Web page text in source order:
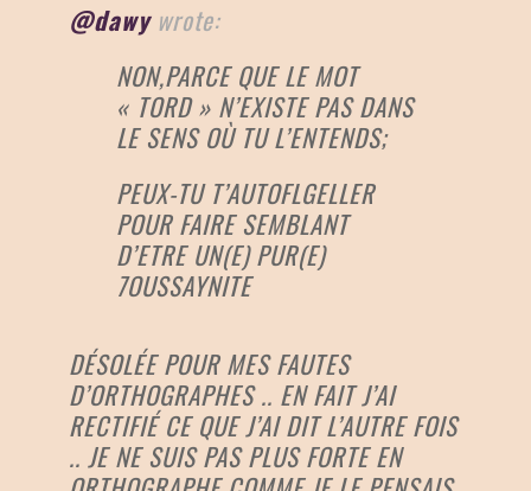
@dawywrote:
NON,PARCE QUE LE MOT
« TORD » N’EXISTE PAS DANS
LE SENS OÙ TU L’ENTENDS;
PEUX-TU T’AUTOFLGELLER
POUR FAIRE SEMBLANT
D’ETRE UN(E) PUR(E)
7OUSSAYNITE
DÉSOLÉE POUR MES FAUTES
D’ORTHOGRAPHES .. EN FAIT J’AI
RECTIFIÉ CE QUE J’AI DIT L’AUTRE FOIS
.. JE NE SUIS PAS PLUS FORTE EN